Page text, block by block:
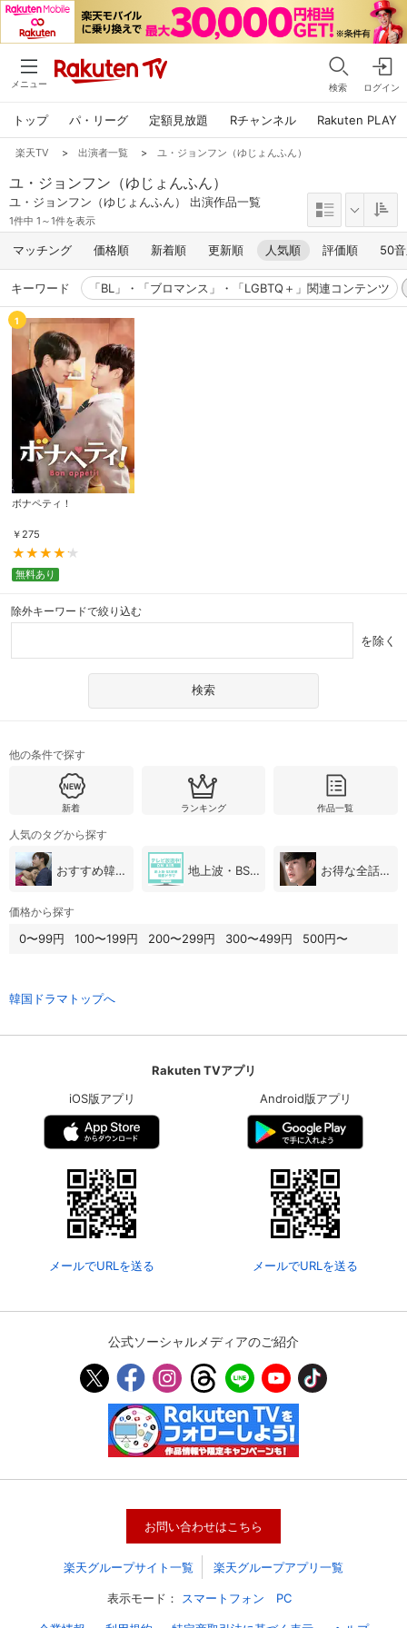
メニュー 検索 ログイン
トップ パ・リーグ 定額見放題 Rチャンネル Rakuten PLAY
会員設定 会員情報 閉じる
基本情報、本人連絡先、パスワード 、クレ
ジットカード情報の変更が可能です。
楽天TV > 出演者一覧 > ユ・ジョンフン（ゆじょんふん）
ユ・ジョンフン（ゆじょんふん）
ユ・ジョンフン（ゆじょんふん） 出演作品一覧
1件中 1～1件を表示
マッチング 価格順 新着順 更新順 人気順 評価順 50
キーワード 「BL」・「ブロマンス」・「LGBTQ＋」関連コンテンツ
1
ボナペティ！
￥ 275
無料あり
除外キーワードで絞り込む
を除く
他の条件で探す
新着 ランキング 作品一覧
人気のタグから探す
おすすめ韓国ドラマ 地上波・BS放送（韓国ドラマ） お得な全話パック
価格から探す
0〜99円 100〜199円 200〜299円 300〜499円 500円〜
韓国ドラマトップへ
Rakuten TVアプリ
iOS版アプリ
メールでURLを送る
Android版アプリ
メールでURLを送る
公式ソーシャルメディアのご紹介
お問い合わせはこちら
楽天グループサイト一覧 楽天グループアプリ一覧
表示モード： スマートフォン PC